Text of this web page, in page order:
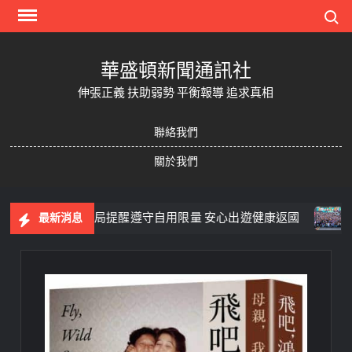
Skip
華盛頓新聞通訊社
伸張正義 扶助弱勢 平衡報導 追求真相
聯絡我們
關於我們
最新消息
政府衛生局提醒遵守自用限量 安心出遊健康返國 父親